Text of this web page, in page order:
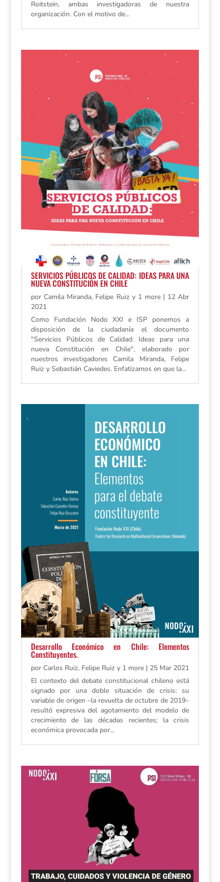
Roitstein, ambas investigadoras de nuestra
organización. Con el motivo de...
SERVICIOS PÚBLICOS DE CALIDAD: IDEAS PARA UNA
NUEVA CONSTITUCIÓN EN CHILE
por Camila Miranda, Felipe Ruiz y 1 more| 12 Abr
2021
Como Fundación Nodo XXI e ISP ponemos a
disposición de la ciudadanía el documento
"Servicios Públicos de Calidad: Ideas para una
nueva Constitución en Chile", elaborado por
nuestros investigadores Camila Miranda, Felipe
Ruiz y Sebastián Caviedes. Enfatizamos en que la...
Desarrollo Económico en Chile: Elementos
Constituyentes.
por Carlos Ruiz, Felipe Ruiz y 1 more| 25 Mar 2021
El contexto del debate constitucional chileno está
signado por una doble situación de crisis: su
variable de origen –la revuelta de octubre de 2019–
resultó expresiva del agotamiento del modelo de
crecimiento de las décadas recientes; la crisis
económica provocada por...